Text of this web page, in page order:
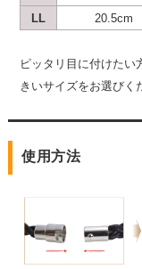
LL
20.5cm
ピッタリ目に付けたい
きいサイズをお選びく
使用方法